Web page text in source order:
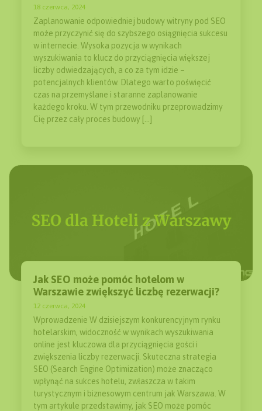
18 czerwca, 2024
Zaplanowanie odpowiedniej budowy witryny pod SEO
może przyczynić się do szybszego osiągnięcia sukcesu
w internecie. Wysoka pozycja w wynikach
wyszukiwania to klucz do przyciągnięcia większej
liczby odwiedzających, a co za tym idzie –
potencjalnych klientów. Dlatego warto poświęcić
czas na przemyślane i staranne zaplanowanie
każdego kroku. W tym przewodniku przeprowadzimy
Cię przez cały proces budowy […]
Jak SEO może pomóc hotelom w
Warszawie zwiększyć liczbę rezerwacji?
12 czerwca, 2024
Wprowadzenie W dzisiejszym konkurencyjnym rynku
hotelarskim, widoczność w wynikach wyszukiwania
online jest kluczowa dla przyciągnięcia gości i
zwiększenia liczby rezerwacji. Skuteczna strategia
SEO (Search Engine Optimization) może znacząco
wpłynąć na sukces hotelu, zwłaszcza w takim
turystycznym i biznesowym centrum jak Warszawa. W
tym artykule przedstawimy, jak SEO może pomóc